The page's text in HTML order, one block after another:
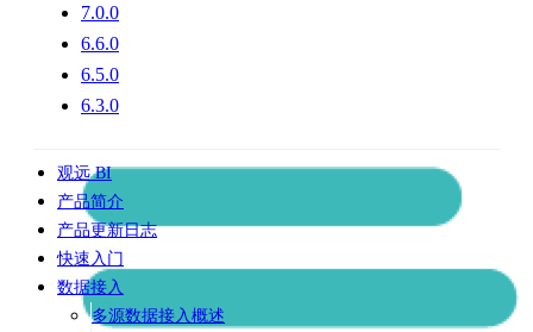
7.0.0
6.6.0
6.5.0
6.3.0
观远 BI
产品简介
产品更新日志
快速入门
数据接入
多源数据接入概述